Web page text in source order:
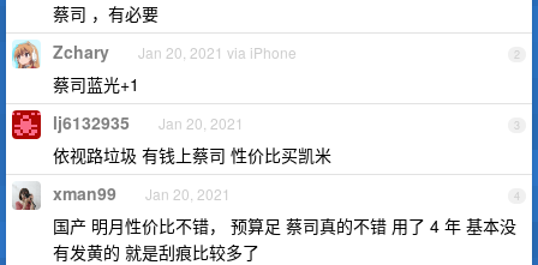
蔡司 ，有必要
2
Zchary Jan 20, 2021 via iPhone
蔡司蓝光+1
3
lj6132935 Jan 20, 2021
依视路垃圾 有钱上蔡司 性价比买凯米
4
xman99 Jan 20, 2021
国产 明月性价比不错， 预算足 蔡司真的不错 用了 4 年 基本没
有发黄的 就是刮痕比较多了